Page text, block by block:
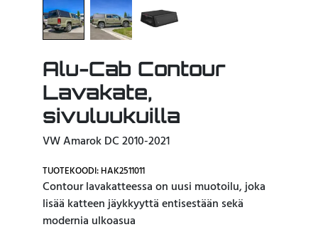
Alu-Cab Contour
Lavakate,
sivuluukuilla
VW Amarok DC 2010-2021
TUOTEKOODI: HAK2511011
Contour lavakatteessa on uusi muotoilu, joka
lisää katteen jäykkyyttä entisestään sekä
modernia ulkoasua